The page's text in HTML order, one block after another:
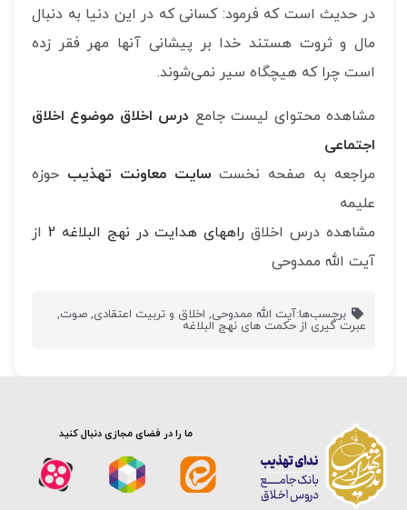
در حدیث است که فرمود: کسانی که در این دنیا به دنبال
مال و ثروت هستند خدا بر پیشانی آنها مهر فقر زده
است چرا که هیچگاه سیر نمی‌شوند.
مشاهده محتوای لیست جامع درس اخلاق موضوع اخلاق
اجتماعی
مراجعه به صفحه نخست سایت معاونت تهذیب حوزه
علیمه
مشاهده درس اخلاق راههای هدایت در نهج البلاغه 2
از
آیت الله ممدوحی
برچسب‌ها:آیت الله ممدوحی, اخلاق و تربیت اعتقادی,صوت,
عبرت گیری از حکمت های نهج البلاغه
ما را در فضای مجازی دنبال کنید